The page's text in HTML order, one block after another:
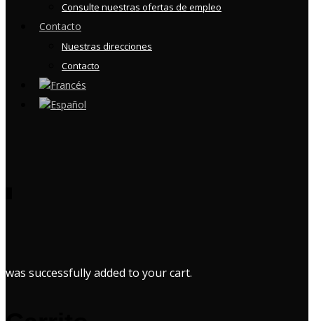
Consulte nuestras ofertas de empleo
Contacto
Nuestras direcciones
Contacto
was successfully added to your cart.